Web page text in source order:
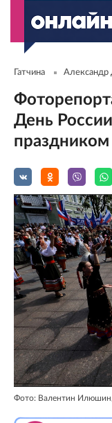
Гатчина Александр
День
праздником
Фото: Валентин